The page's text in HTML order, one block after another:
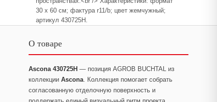
30 x 60 см; фактура r11/b; цвет жемчужный;
артикул 430725H.
О товаре
Ascona 430725H — позиция AGROB BUCHTAL из
коллекции Ascona. Коллекция помогает собрать
согласованную отделочную поверхность и